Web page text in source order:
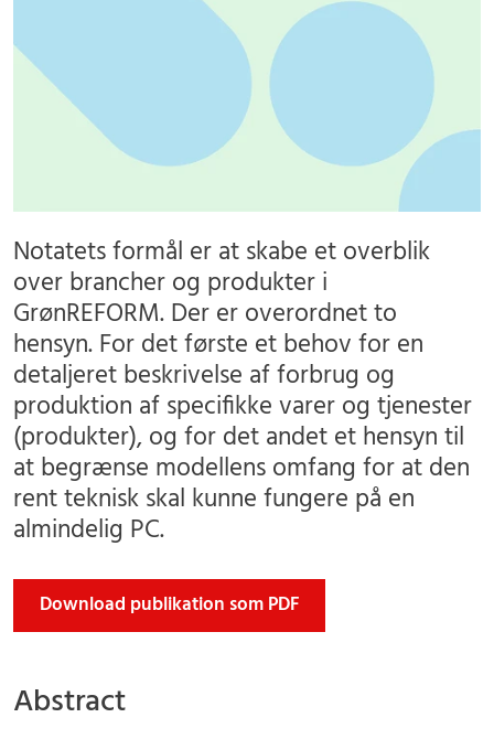
Notatets formål er at skabe et overblik
over brancher og produkter i
GrønREFORM. Der er overordnet to
hensyn. For det første et behov for en
detaljeret beskrivelse af forbrug og
produktion af specifikke varer og tjenester
(produkter), og for det andet et hensyn til
at begrænse modellens omfang for at den
rent teknisk skal kunne fungere på en
almindelig PC.
Download publikation som PDF
Abstract